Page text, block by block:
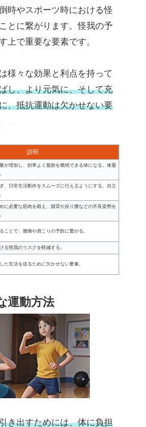
時やスポーツ時における怪
とに繋がります。怪我の予
上で重要な要素です。
様々な効果と利点を持って
し、より元気に、そして充
、抵抗運動は欠かせない要
説明
が増加し、効率よく脂肪を燃焼できる体になる。体重
、日常生活動作をスムーズに行えるようにする。自立
に必要な筋肉を鍛え、猫背や反り腰などの不良姿勢を
ことで、腰痛や肩こりの予防に繋がる。
る怪我のリスクを軽減する。
た生活を送るために欠かせない要素。
運動方法
き出すためには、体に負担